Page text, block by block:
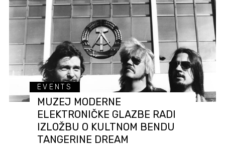
EVENTS
MUZEJ MODERNE
ELEKTRONIČKE GLAZBE RADI
IZLOŽBU O KULTNOM BENDU
TANGERINE DREAM